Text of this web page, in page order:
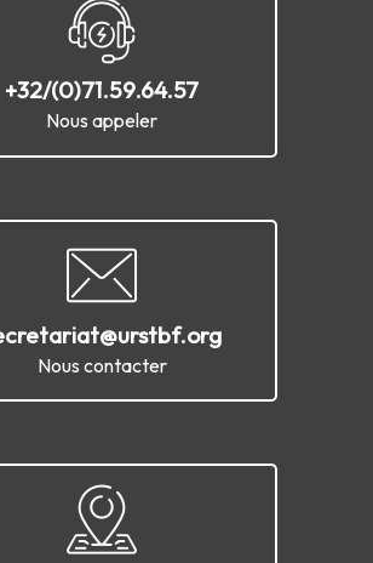
+32/(0)71.59.64.57
Nous appeler
Nous contacter